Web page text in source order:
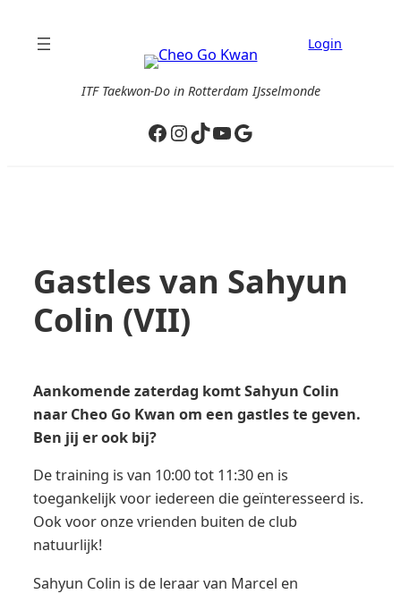
Login
ITF Taekwon-Do in Rotterdam IJsselmonde
Facebook
Instagram
TikTok
YouTube
Google
Gastles van Sahyun
Colin (VII)
Aankomende zaterdag komt Sahyun Colin
naar Cheo Go Kwan om een gastles te geven.
Ben jij er ook bij?
De training is van 10:00 tot 11:30 en is
toegankelijk voor iedereen die geïnteresseerd is.
Ook voor onze vrienden buiten de club
natuurlijk!
Sahyun Colin is de leraar van Marcel en